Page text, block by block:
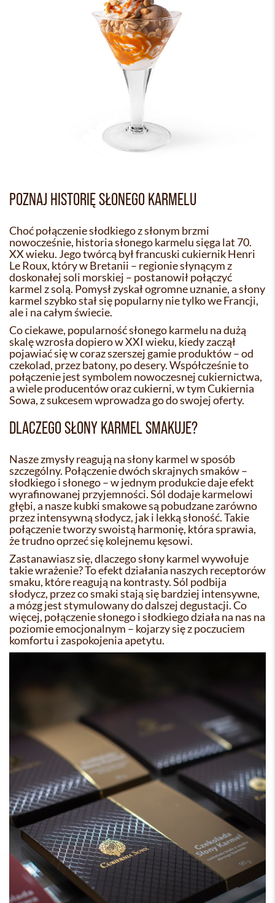
POZNAJ HISTORIĘ SŁONEGO KARMELU
Choć połączenie słodkiego z słonym brzmi
nowocześnie, historia słonego karmelu sięga lat 70.
XX wieku. Jego twórcą był francuski cukiernik Henri
Le Roux, który w Bretanii – regionie słynącym z
doskonałej soli morskiej – postanowił połączyć
karmel z solą. Pomysł zyskał ogromne uznanie, a słony
karmel szybko stał się popularny nie tylko we Francji,
ale i na całym świecie.
Co ciekawe, popularność słonego karmelu na dużą
skalę wzrosła dopiero w XXI wieku, kiedy zaczął
pojawiać się w coraz szerszej gamie produktów – od
czekolad, przez batony, po desery. Współcześnie to
połączenie jest symbolem nowoczesnej cukiernictwa,
a wiele producentów oraz cukierni, w tym Cukiernia
Sowa, z sukcesem wprowadza go do swojej oferty.
DLACZEGO SŁONY KARMEL SMAKUJE?
Nasze zmysły reagują na słony karmel w sposób
szczególny. Połączenie dwóch skrajnych smaków –
słodkiego i słonego – w jednym produkcie daje efekt
wyrafinowanej przyjemności. Sól dodaje karmelowi
głębi, a nasze kubki smakowe są pobudzane zarówno
przez intensywną słodycz, jak i lekką słoność. Takie
połączenie tworzy swoistą harmonię, która sprawia,
że trudno oprzeć się kolejnemu kęsowi.
Zastanawiasz się, dlaczego słony karmel wywołuje
takie wrażenie? To efekt działania naszych receptorów
smaku, które reagują na kontrasty. Sól podbija
słodycz, przez co smaki stają się bardziej intensywne,
a mózg jest stymulowany do dalszej degustacji. Co
więcej, połączenie słonego i słodkiego działa na nas na
poziomie emocjonalnym – kojarzy się z poczuciem
komfortu i zaspokojenia apetytu.